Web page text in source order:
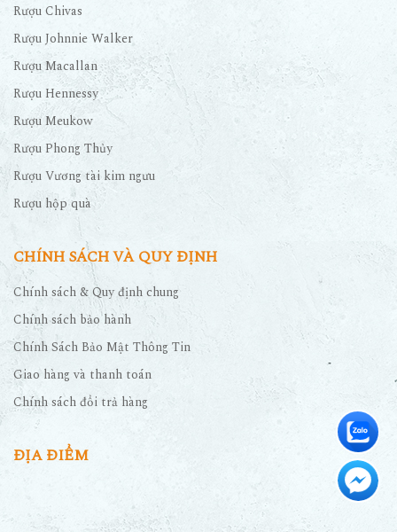
Rượu Chivas
Rượu Johnnie Walker
Rượu Macallan
Rượu Hennessy
Rượu Meukow
Rượu Phong Thủy
Rượu Vương tài kim ngưu
Rượu hộp quà
CHÍNH SÁCH VÀ QUY ĐỊNH
Chính sách & Quy định chung
Chính sách bảo hành
Chính Sách Bảo Mật Thông Tin
Giao hàng và thanh toán
Chính sách đổi trả hàng
ĐỊA ĐIỂM